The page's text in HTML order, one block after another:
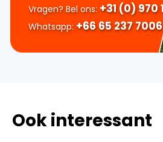
Vragen? Bel ons: +31 (0) 970
Whatsapp: +66 65 237 7006
Ook interessant